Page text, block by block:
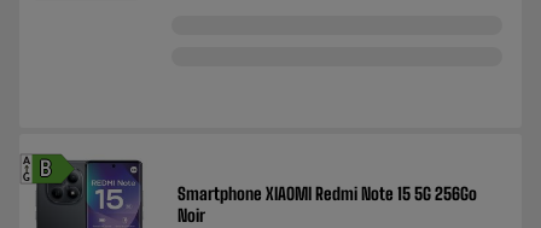
B
A
G
Smartphone XIAOMI Redmi Note 15 5G 256Go
Noir